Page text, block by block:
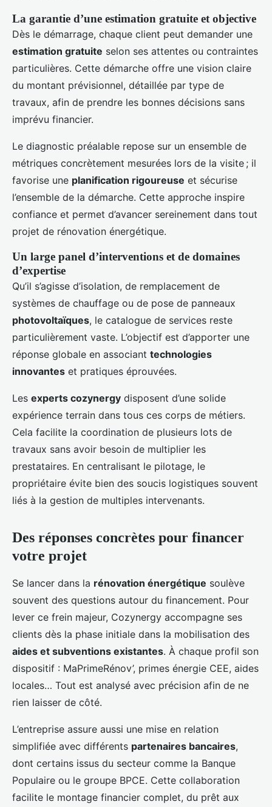
La garantie d’une estimation gratuite et objective
Dès le démarrage, chaque client peut demander une
estimation gratuite selon ses attentes ou contraintes
particulières. Cette démarche offre une vision claire
du montant prévisionnel, détaillée par type de
travaux, afin de prendre les bonnes décisions sans
imprévu financier.
Le diagnostic préalable repose sur un ensemble de
métriques concrètement mesurées lors de la visite ; il
favorise une planification rigoureuse et sécurise
l’ensemble de la démarche. Cette approche inspire
confiance et permet d’avancer sereinement dans tout
projet de rénovation énergétique.
Un large panel d’interventions et de domaines
d’expertise
Qu’il s’agisse d’isolation, de remplacement de
systèmes de chauffage ou de pose de panneaux
photovoltaïques, le catalogue de services reste
particulièrement vaste. L’objectif est d’apporter une
réponse globale en associant technologies
innovantes et pratiques éprouvées.
Les experts cozynergy disposent d’une solide
expérience terrain dans tous ces corps de métiers.
Cela facilite la coordination de plusieurs lots de
travaux sans avoir besoin de multiplier les
prestataires. En centralisant le pilotage, le
propriétaire évite bien des soucis logistiques souvent
liés à la gestion de multiples intervenants.
Des réponses concrètes pour financer
votre projet
Se lancer dans la rénovation énergétique soulève
souvent des questions autour du financement. Pour
lever ce frein majeur, Cozynergy accompagne ses
clients dès la phase initiale dans la mobilisation des
aides et subventions existantes. À chaque profil son
dispositif : MaPrimeRénov’, primes énergie CEE, aides
locales… Tout est analysé avec précision afin de ne
rien laisser de côté.
L’entreprise assure aussi une mise en relation
simplifiée avec différents partenaires bancaires,
dont certains issus du secteur comme la Banque
Populaire ou le groupe BPCE. Cette collaboration
facilite le montage financier complet, du prêt aux